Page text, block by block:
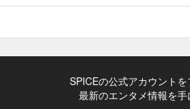
SPICEの公式アカウント
最新のエンタメ情報を手